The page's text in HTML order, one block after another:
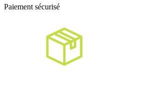
Paiement sécurisé